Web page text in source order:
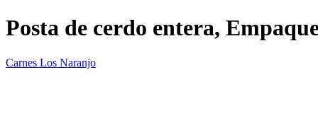
Posta de cerdo entera,
Carnes Los Naranjo